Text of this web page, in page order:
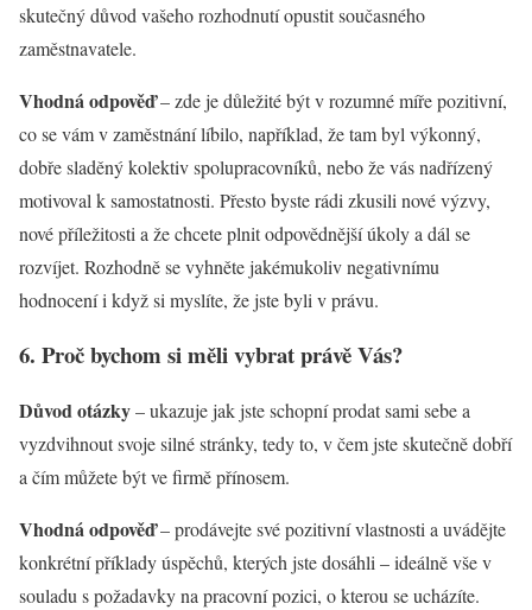
skutečný důvod vašeho rozhodnutí opustit současného
zaměstnavatele.
Vhodná odpověď– zde je důležité být v rozumné míře pozitivní,
co se vám v zaměstnání líbilo, například, že tam byl výkonný,
dobře sladěný kolektiv spolupracovníků, nebo že vás nadřízený
motivoval k samostatnosti. Přesto byste rádi zkusili nové výzvy,
nové příležitosti a že chcete plnit odpovědnější úkoly a dál se
rozvíjet. Rozhodně se vyhněte jakémukoliv negativnímu
hodnocení i když si myslíte, že jste byli v právu.
6. Proč bychom si měli vybrat právě Vás?
Důvod otázky– ukazuje jak jste schopní prodat sami sebe a
vyzdvihnout svoje silné stránky, tedy to, v čem jste skutečně dobří
a čím můžete být ve firmě přínosem.
Vhodná odpověď– prodávejte své pozitivní vlastnosti a uvádějte
konkrétní příklady úspěchů, kterých jste dosáhli – ideálně vše v
souladu s požadavky na pracovní pozici, o kterou se ucházíte.